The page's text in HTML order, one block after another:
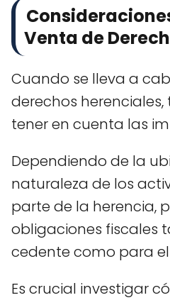
Venta de
Cuando se lleva a
derechos
tener en cuenta las
Dependiendo de la
naturaleza de los
parte de la herencia,
obligaciones fiscales
cedente como para
Es crucial investigar